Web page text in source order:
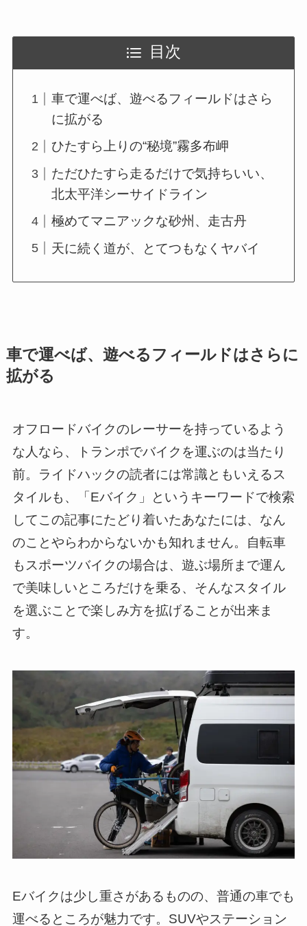
目次
車で運べば、遊べるフィールドはさら
に拡がる
ひたすら上りの“秘境”霧多布岬
ただひたすら走るだけで気持ちいい、
北太平洋シーサイドライン
極めてマニアックな砂州、走古丹
天に続く道が、とてつもなくヤバイ
車で運べば、遊べるフィールドはさらに
拡がる
オフロードバイクのレーサーを持っているよう
な人なら、トランポでバイクを運ぶのは当たり
前。ライドハックの読者には常識ともいえるス
タイルも、「Eバイク」というキーワードで検索
してこの記事にたどり着いたあなたには、なん
のことやらわからないかも知れません。自転車
もスポーツバイクの場合は、遊ぶ場所まで運ん
で美味しいところだけを乗る、そんなスタイル
を選ぶことで楽しみ方を拡げることが出来ま
す。
Eバイクは少し重さがあるものの、普通の車でも
運べるところが魅力です。SUVやステーション